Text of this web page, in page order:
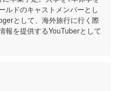
ルドのキャストメンバーとし
として、海外旅行に行く際
報を提供するYouTuberとして